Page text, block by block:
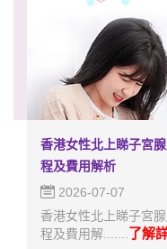
香港女性北上睇子宮
程及費用解析
2026-07-07
香港女性北上睇子宮
程及費用解.......了解